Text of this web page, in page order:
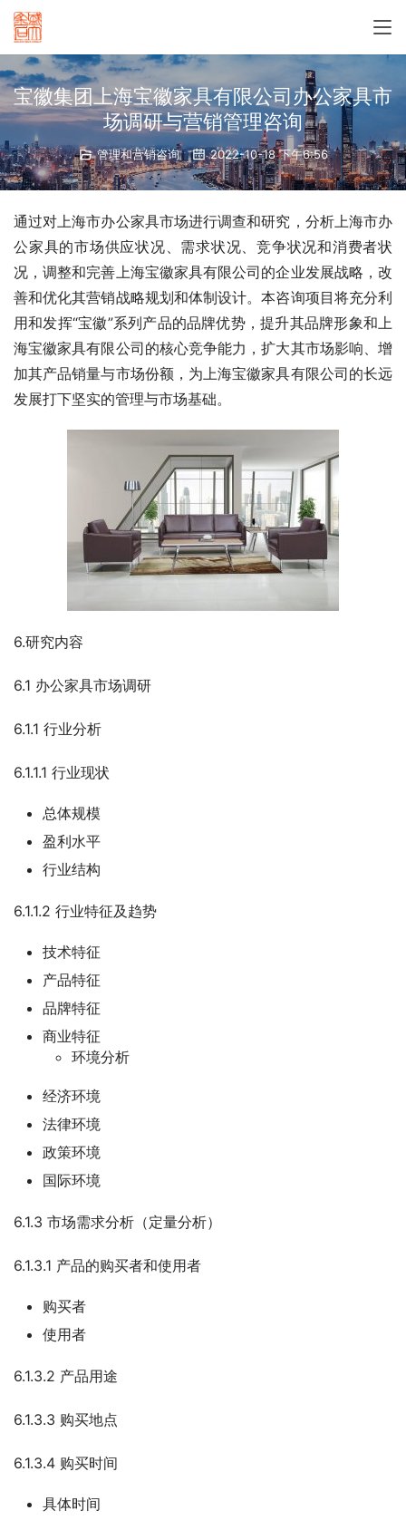
宝徽集团上海宝徽家具有限公司办公家具市
场调研与营销管理咨询
管理和营销咨询 2022-10-18 下午6:56
通过对上海市办公家具市场进行调查和研究，分析上海市办
公家具的市场供应状况、需求状况、竞争状况和消费者状
况，调整和完善上海宝徽家具有限公司的企业发展战略，改
善和优化其营销战略规划和体制设计。本咨询项目将充分利
用和发挥“宝徽”系列产品的品牌优势，提升其品牌形象和上
海宝徽家具有限公司的核心竞争能力，扩大其市场影响、增
加其产品销量与市场份额，为上海宝徽家具有限公司的长远
发展打下坚实的管理与市场基础。
6.研究内容
6.1 办公家具市场调研
6.1.1 行业分析
6.1.1.1 行业现状
总体规模
盈利水平
行业结构
6.1.1.2 行业特征及趋势
技术特征
产品特征
品牌特征
商业特征
环境分析
经济环境
法律环境
政策环境
国际环境
6.1.3 市场需求分析（定量分析）
6.1.3.1 产品的购买者和使用者
购买者
使用者
6.1.3.2 产品用途
6.1.3.3 购买地点
6.1.3.4 购买时间
具体时间